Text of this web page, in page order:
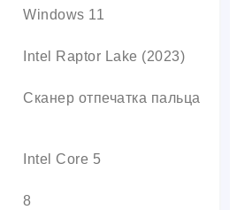
Windows 11
Intel Raptor Lake (2023)
Сканер отпечатка пальца
Intel Core 5
8